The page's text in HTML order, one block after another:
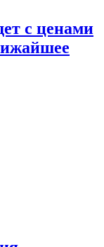
с ценами